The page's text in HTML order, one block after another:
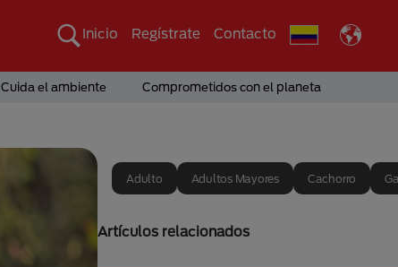
Inicio Regístrate Contacto
Cuida el ambiente Comprometidos con el planeta
Adulto Adultos Mayores Cachorro
Artículos relacionados